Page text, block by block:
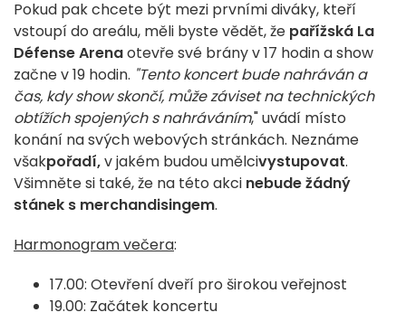
Pokud pak chcete být mezi prvními diváky, kteří
vstoupí do areálu, měli byste vědět, že pařížská La
Défense Arenaotevře své brány v 17 hodin a show
začne v 19 hodin. "Tento koncert bude nahráván a
čas, kdy show skončí, může záviset na technických
obtížích spojených s nahráváním," uvádí místo
konání na svých webových stránkách. Neznáme
všakpořadí,v jakém budou umělcivystupovat.
Všimněte si také, že na této akci nebude žádný
stánek s merchandisingem.
Harmonogram večera:
17.00: Otevření dveří pro širokou veřejnost
19.00: Začátek koncertu